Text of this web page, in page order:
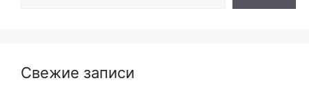
Свежие записи